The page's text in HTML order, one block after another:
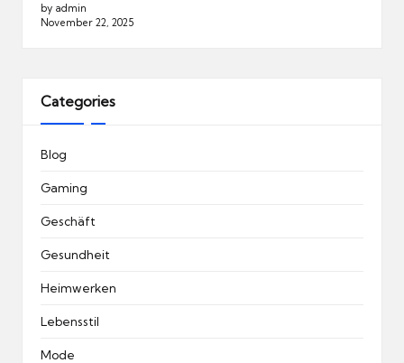
by admin
November 22, 2025
Categories
Blog
Gaming
Geschäft
Gesundheit
Heimwerken
Lebensstil
Mode